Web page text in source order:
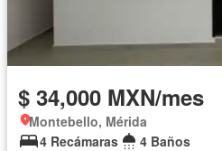
$ 34,000 MXN/mes
Montebello, Mérida
4 Recámaras
4 Baños